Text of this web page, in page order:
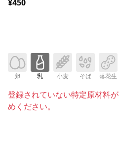
¥450
卵 乳 小麦 そば 落花生
登録されていない特定原材料
めください。